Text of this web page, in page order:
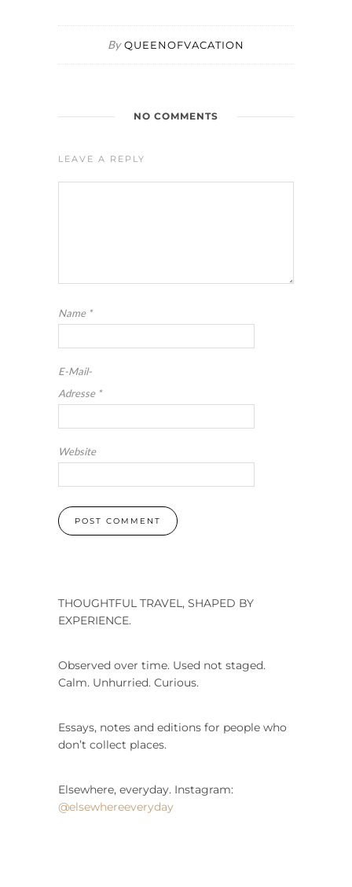
By QUEENOFVACATION
NO COMMENTS
LEAVE A REPLY
Name *
E-Mail-
Adresse *
Website
THOUGHTFUL TRAVEL, SHAPED BY
EXPERIENCE.
Observed over time. Used not staged.
Calm. Unhurried. Curious.
Essays, notes and editions for people who
don’t collect places.
Elsewhere, everyday. Instagram:
@elsewhereeveryday